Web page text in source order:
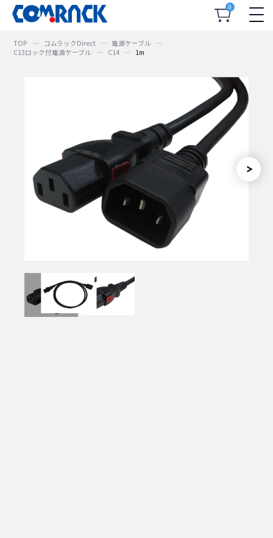
0
TOP コムラックDirect
電源ケーブル
C13ロック付電源ケーブル
C14 1m